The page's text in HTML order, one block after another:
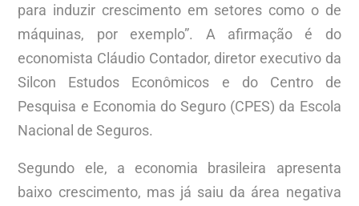
para induzir crescimento em setores como o de
máquinas, por exemplo”. A afirmação é do
economista Cláudio Contador, diretor executivo da
Silcon Estudos Econômicos e do Centro de
Pesquisa e Economia do Seguro (CPES) da Escola
Nacional de Seguros.
Segundo ele, a economia brasileira apresenta
baixo crescimento, mas já saiu da área negativa